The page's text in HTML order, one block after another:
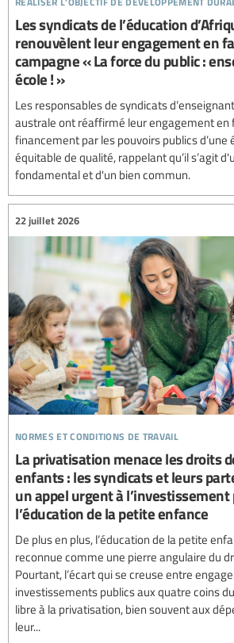
Les syndicats de l’éducation
renouvèlent leur engagement en
campagne « La force du public :
école ! »
Les responsables de syndicats
australe ont réaffirmé leur engagement en
financement par les pouvoirs publics d’une
équitable de qualité, rappelant qu’il s’agit
fondamental et d'un bien commun.
normes et conditions de travail
22 juillet 2026
La privatisation menace les droits
enfants : les syndicats et leurs
un appel urgent à l’investissement
l’éducation de la petite enfance
De plus en plus, l’éducation de la petite
reconnue comme une pierre angulaire du
Pourtant, l’écart qui se creuse entre
investissements publics aux quatre coins
libre à la privatisation, bien souvent aux
leur...